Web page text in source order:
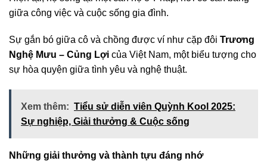
giữa công việc và cuộc sống gia đình.
Sự gắn bó giữa cô và chồng được ví như cặp đôi Trương
Nghệ Mưu – Củng Lợi của Việt Nam, một biểu tượng cho
sự hòa quyện giữa tình yêu và nghệ thuật.
Xem thêm: Tiểu sử diễn viên Quỳnh Kool 2025:
Sự nghiệp, Giải thưởng & Cuộc sống
Những giải thưởng và thành tựu đáng nhớ